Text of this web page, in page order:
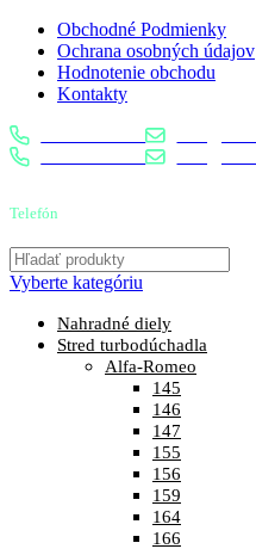
Obchodné Podmienky
Ochrana osobných údajov
Hodnotenie obchodu
Kontakty
0904 400 399
0904 400 399
Telefón
Vyberte kategóriu
Nahradné diely
Stred turbodúchadla
Alfa-Romeo
145
146
147
155
156
159
164
166